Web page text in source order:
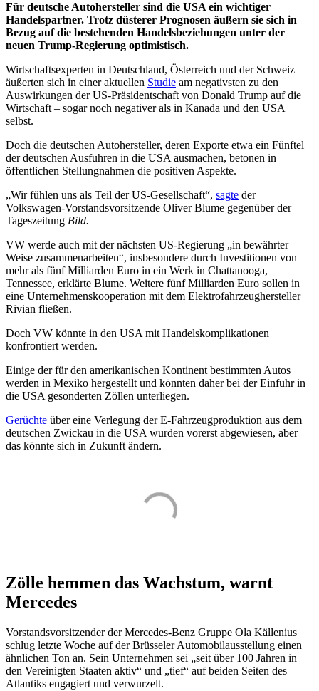
Für deutsche Autohersteller sind die USA ein wichtiger
Handelspartner. Trotz düsterer Prognosen äußern sie sich in
Bezug auf die bestehenden Handelsbeziehungen unter der
neuen Trump-Regierung optimistisch.
Wirtschaftsexperten in Deutschland, Österreich und der Schweiz
äußerten sich in einer aktuellen Studie am negativsten zu den
Auswirkungen der US-Präsidentschaft von Donald Trump auf die
Wirtschaft – sogar noch negativer als in Kanada und den USA
selbst.
Doch die deutschen Autohersteller, deren Exporte etwa ein Fünftel
der deutschen Ausfuhren in die USA ausmachen, betonen in
öffentlichen Stellungnahmen die positiven Aspekte.
„Wir fühlen uns als Teil der US-Gesellschaft“, sagte der
Volkswagen-Vorstandsvorsitzende Oliver Blume gegenüber der
Tageszeitung Bild.
VW werde auch mit der nächsten US-Regierung „in bewährter
Weise zusammenarbeiten“, insbesondere durch Investitionen von
mehr als fünf Milliarden Euro in ein Werk in Chattanooga,
Tennessee, erklärte Blume. Weitere fünf Milliarden Euro sollen in
eine Unternehmenskooperation mit dem Elektrofahrzeughersteller
Rivian fließen.
Doch VW könnte in den USA mit Handelskomplikationen
konfrontiert werden.
Einige der für den amerikanischen Kontinent bestimmten Autos
werden in Mexiko hergestellt und könnten daher bei der Einfuhr in
die USA gesonderten Zöllen unterliegen.
Gerüchte über eine Verlegung der E-Fahrzeugproduktion aus dem
deutschen Zwickau in die USA wurden vorerst abgewiesen, aber
das könnte sich in Zukunft ändern.
Zölle hemmen das Wachstum, warnt
Mercedes
Vorstandsvorsitzender der Mercedes-Benz Gruppe Ola Källenius
schlug letzte Woche auf der Brüsseler Automobilausstellung einen
ähnlichen Ton an. Sein Unternehmen sei „seit über 100 Jahren in
den Vereinigten Staaten aktiv“ und „tief“ auf beiden Seiten des
Atlantiks engagiert und verwurzelt.